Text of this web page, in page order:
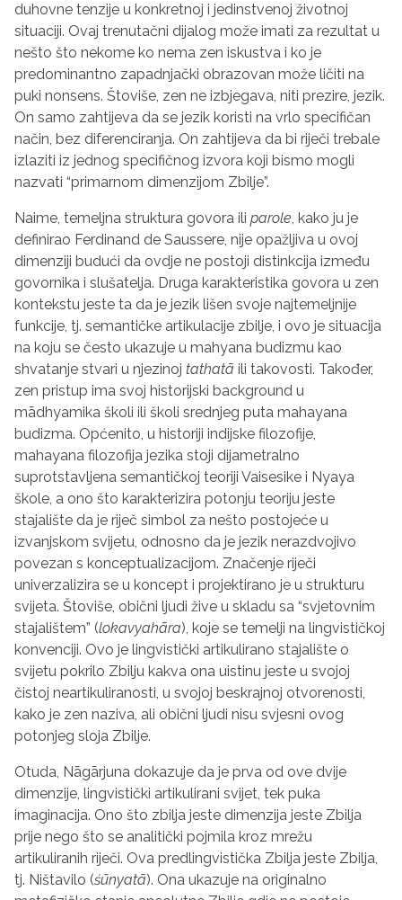
duhovne tenzije u konkretnoj i jedinstvenoj životnoj
situaciji. Ovaj trenutačni dijalog može imati za rezultat u
nešto što nekome ko nema zen iskustva i ko je
predominantno zapadnjački obrazovan može ličiti na
puki nonsens. Štoviše, zen ne izbjegava, niti prezire, jezik.
On samo zahtijeva da se jezik koristi na vrlo specifičan
način, bez diferenciranja. On zahtijeva da bi riječi trebale
izlaziti iz jednog specifičnog izvora koji bismo mogli
nazvati “primarnom dimenzijom Zbilje”.
Naime, temeljna struktura govora ili parole, kako ju je
definirao Ferdinand de Saussere, nije opažljiva u ovoj
dimenziji budući da ovdje ne postoji distinkcija između
govornika i slušatelja. Druga karakteristika govora u zen
kontekstu jeste ta da je jezik lišen svoje najtemeljnije
funkcije, tj. semantičke artikulacije zbilje, i ovo je situacija
na koju se često ukazuje u mahyana budizmu kao
shvatanje stvari u njezinoj tathatā ili takovosti. Također,
zen pristup ima svoj historijski background u
mādhyamika školi ili školi srednjeg puta mahayana
budizma. Općenito, u historiji indijske filozofije,
mahayana filozofija jezika stoji dijametralno
suprotstavljena semantičkoj teoriji Vaisesike i Nyaya
škole, a ono što karakterizira potonju teoriju jeste
stajalište da je riječ simbol za nešto postojeće u
izvanjskom svijetu, odnosno da je jezik nerazdvojivo
povezan s konceptualizacijom. Značenje riječi
univerzalizira se u koncept i projektirano je u strukturu
svijeta. Štoviše, obični ljudi žive u skladu sa “svjetovnim
stajalištem” (lokavyahāra), koje se temelji na lingvističkoj
konvenciji. Ovo je lingvistički artikulirano stajalište o
svijetu pokrilo Zbilju kakva ona uistinu jeste u svojoj
čistoj neartikuliranosti, u svojoj beskrajnoj otvorenosti,
kako je zen naziva, ali obični ljudi nisu svjesni ovog
potonjeg sloja Zbilje.
Otuda, Nāgārjuna dokazuje da je prva od ove dvije
dimenzije, lingvistički artikulirani svijet, tek puka
imaginacija. Ono što zbilja jeste dimenzija jeste Zbilja
prije nego što se analitički pojmila kroz mrežu
artikuliranih riječi. Ova predlingvistička Zbilja jeste Zbilja,
tj. Ništavilo (śūnyatā). Ona ukazuje na originalno